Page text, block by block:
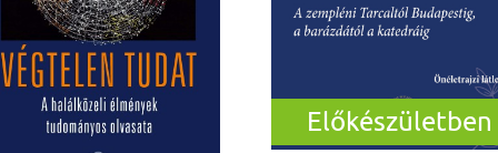
Előkészületben